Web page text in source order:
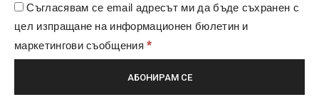
Съгласявам се email адресът ми да бъде съхранен с
цел изпращане на информационен бюлетин и
маркетингови съобщения*